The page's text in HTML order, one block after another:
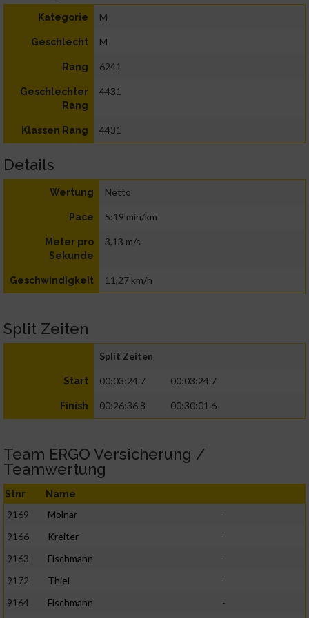
Kategorie M
Geschlecht M
Rang 6241
Geschlechter
Rang
4431
Klassen Rang 4431
Details
Wertung Netto
Pace 5:19 min/km
Meter pro
Sekunde
3,13 m/s
Geschwindigkeit 11,27 km/h
Split Zeiten
Split Zeiten
Start 00:03:24.7 00:03:24.7
Finish 00:26:36.8 00:30:01.6
Team ERGO Versicherung /
Teamwertung
Stnr Name
9169 Molnar
-
9166
Kreiter
-
9163
Fischmann
-
9172
Thiel
-
9164
Fischmann
-